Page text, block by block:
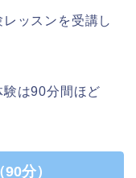
ッスンを受講し
は90分間ほど
分）